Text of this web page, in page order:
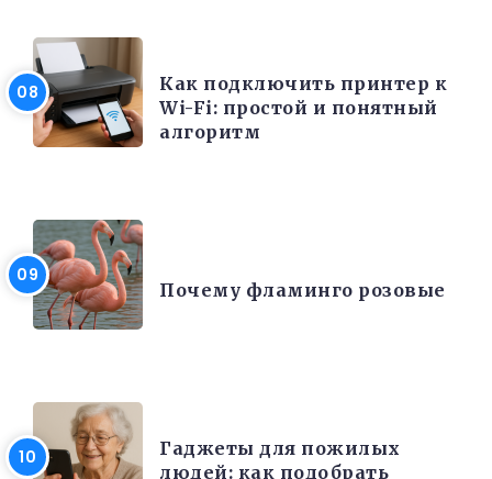
Как подключить принтер к
Wi-Fi: простой и понятный
алгоритм
Почему фламинго розовые
Гаджеты для пожилых
людей: как подобрать